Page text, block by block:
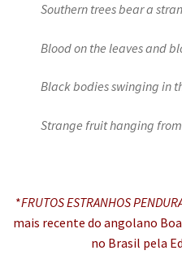
Southern trees bear a
Blood on the leaves and
Black bodies swinging in
Strange fruit hanging
*FRUTOS ESTRANHOS
mais recente do angolano
no Brasil pela